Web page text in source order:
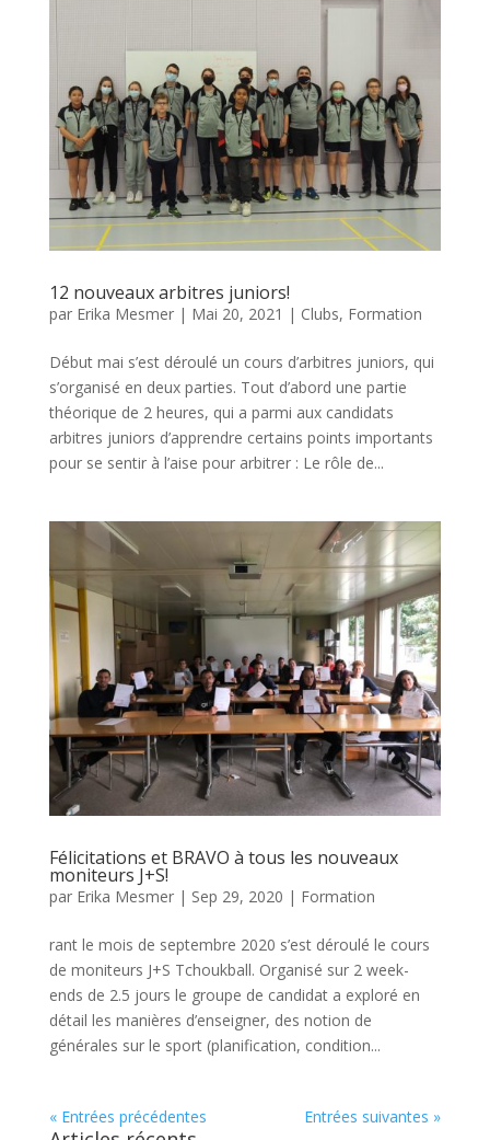
12 nouveaux arbitres juniors!
par Erika Mesmer| Mai 20, 2021 | Clubs, Formation
Début mai s’est déroulé un cours d’arbitres juniors, qui
s’organisé en deux parties. Tout d’abord une partie
théorique de 2 heures, qui a parmi aux candidats
arbitres juniors d’apprendre certains points importants
pour se sentir à l’aise pour arbitrer : Le rôle de...
Félicitations et BRAVO à tous les nouveaux
moniteurs J+S!
par Erika Mesmer| Sep 29, 2020 | Formation
rant le mois de septembre 2020 s’est déroulé le cours
de moniteurs J+S Tchoukball. Organisé sur 2 week-
ends de 2.5 jours le groupe de candidat a exploré en
détail les manières d’enseigner, des notion de
générales sur le sport (planification, condition...
« Entrées précédentes Entrées suivantes »